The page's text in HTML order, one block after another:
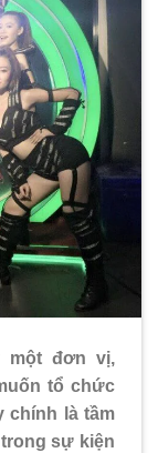
một đơn vị,
tổ chức
chính là tầm
sự kiện